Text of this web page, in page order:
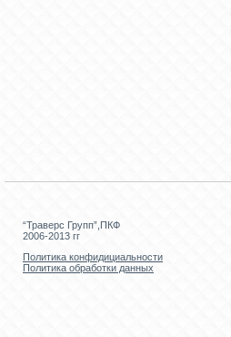
“Траверс Групп”,ПКФ
2006-2013 гг
Политика конфидициальности
Политика обработки данных